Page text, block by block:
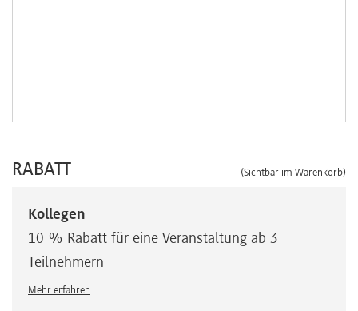
RABATT (Sichtbar im Warenkorb)
Kollegen
10 % Rabatt für eine Veranstaltung ab 3
Teilnehmern
Mehr erfahren